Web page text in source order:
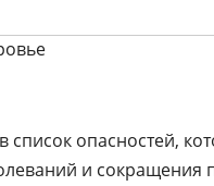
опасностей,
и